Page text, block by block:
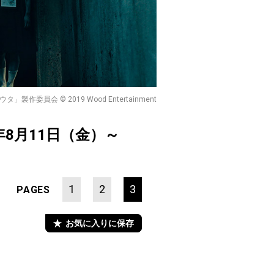
タ」製作委員会 © 2019 Wood Entertainment
月11日（金）～
PAGES 1 2 3
お気に入りに保存